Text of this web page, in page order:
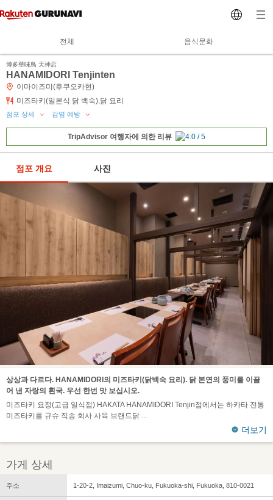
전체 음식문화
博多華味鳥 天神店
HANAMIDORI Tenjinten
이마이즈미(후쿠오카현)
미즈타키(일본식 닭 백숙),닭 요리
점포 상세 감염 예방
TripAdvisor 여행자에 의한 리뷰
점포 개요 사진
상상과 다르다. HANAMIDORI의 미즈타키(닭백숙 요리). 닭 본연의 풍미를 이끌
어 낸 자랑의 흰국. 우선 한번 맛 보십시오.
미즈타키 요정(고급 일식점) HAKATA HANAMIDORI Tenjin점에서는 하카타 전통
미즈타키를 규슈 직송 회사 사육 브랜드닭
더보기
가게 상세
주소 1-20-2, Imaizumi, Chuo-ku, Fukuoka-shi, Fukuoka, 810-0021